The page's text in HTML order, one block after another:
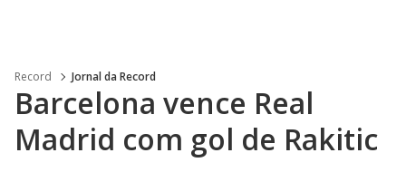
Record Jornal da Record
Barcelona vence Real
Madrid com gol de Rakitic